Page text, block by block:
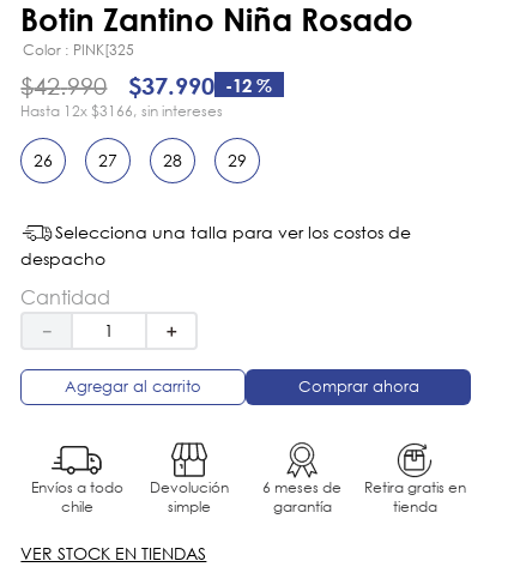
Botin Zantino Niña Rosado
Color PINK[325
$42.990 $37.990 -12 %
12x$3166 sin intereses
26 27 28 29
Selecciona una talla para ver los costos de
despacho
Cantidad
＋
－
Agregar al carrito Comprar ahora
Envíos a todo
chile
Devolución
simple
6 meses de
garantía
Retira gratis en
tienda
VER STOCK EN TIENDAS